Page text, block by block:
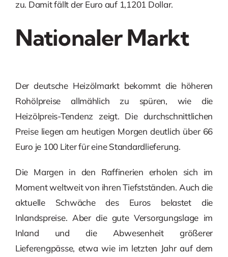
zu. Damit fällt der Euro auf 1,1201 Dollar.
Nationaler Markt
Der deutsche Heizölmarkt bekommt die höheren
Rohölpreise allmählich zu spüren, wie die
Heizölpreis-Tendenz zeigt. Die durchschnittlichen
Preise liegen am heutigen Morgen deutlich über 66
Euro je 100 Liter für eine Standardlieferung.
Die Margen in den Raffinerien erholen sich im
Moment weltweit von ihren Tiefstständen. Auch die
aktuelle Schwäche des Euros belastet die
Inlandspreise. Aber die gute Versorgungslage im
Inland und die Abwesenheit größerer
Lieferengpässe, etwa wie im letzten Jahr auf dem